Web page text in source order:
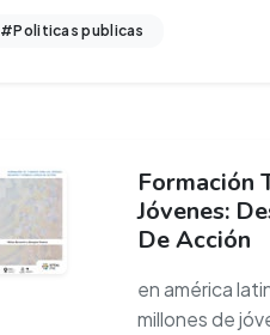
#Politicas publicas
Formación
Jóvenes:
De Acción
en américa
millones de